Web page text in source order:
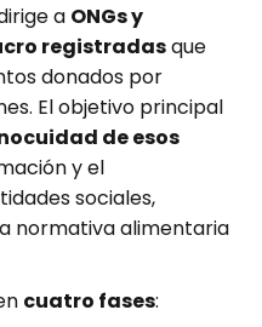
a ONGs y
registradasque
donados por
El objetivo principal
de esos
y el
sociales,
normativa alimentaria
cuatro fases: